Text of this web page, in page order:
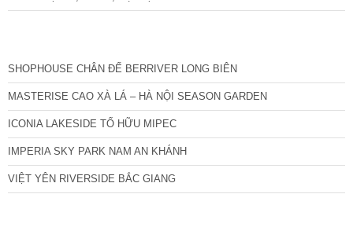
SHOPHOUSE CHÂN ĐẾ BERRIVER LONG BIÊN
MASTERISE CAO XÀ LÁ – HÀ NỘI SEASON GARDEN
ICONIA LAKESIDE TỐ HỮU MIPEC
IMPERIA SKY PARK NAM AN KHÁNH
VIỆT YÊN RIVERSIDE BẮC GIANG